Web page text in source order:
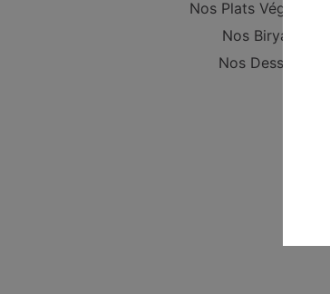
Nos Plats Végétariens
Nos Biryanis
Nos Desserts